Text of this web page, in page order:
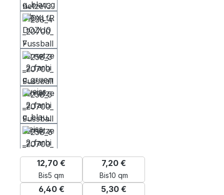
Bis5 qm
12,70 €
Bis10 qm
7,20 €
6,40 € 5,30 €